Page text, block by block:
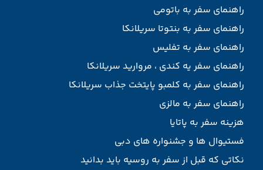
راهنمای سفر به باتومی
راهنمای سفر به بنتوتا سریلانکا
راهنمای سفر به تفلیس
راهنمای سفر یه کندی ، مروارید سریلانکا
راهنمای سفر به کلمبو پایتخت جذاب سریلانکا
راهنمای سفر به مالزی
هزینه سفر به پاتایا
فستیوال ها و جشنواره های دبی
نکاتی که قبل از سفر به روسیه باید بدانید